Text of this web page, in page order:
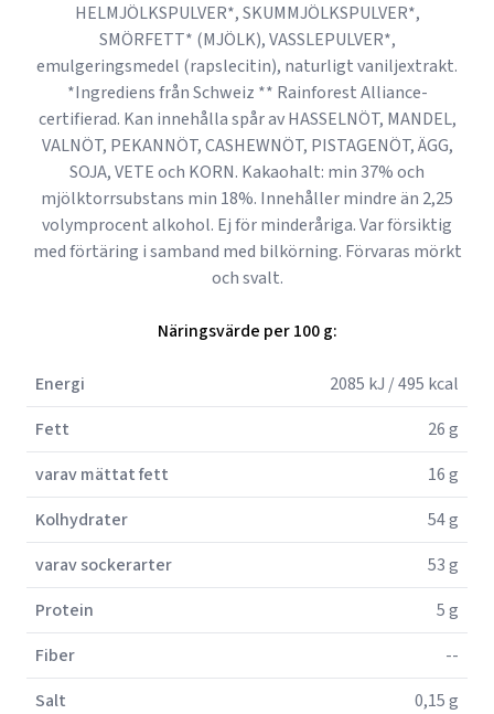
HELMJÖLKSPULVER*, SKUMMJÖLKSPULVER*,
SMÖRFETT* (MJÖLK), VASSLEPULVER*,
emulgeringsmedel (rapslecitin), naturligt vaniljextrakt.
*Ingrediens från Schweiz ** Rainforest Alliance-
certifierad. Kan innehålla spår av HASSELNÖT, MANDEL,
VALNÖT, PEKANNÖT, CASHEWNÖT, PISTAGENÖT, ÄGG,
SOJA, VETE och KORN. Kakaohalt: min 37% och
mjölktorrsubstans min 18%. Innehåller mindre än 2,25
volymprocent alkohol. Ej för minderåriga. Var försiktig
med förtäring i samband med bilkörning. Förvaras mörkt
och svalt.
Näringsvärde per 100 g:
Energi
2085 kJ / 495 kcal
Fett
26 g
varav mättat fett
16 g
Kolhydrater
54 g
varav sockerarter
53 g
Protein
5 g
Fiber
--
Salt
0,15 g